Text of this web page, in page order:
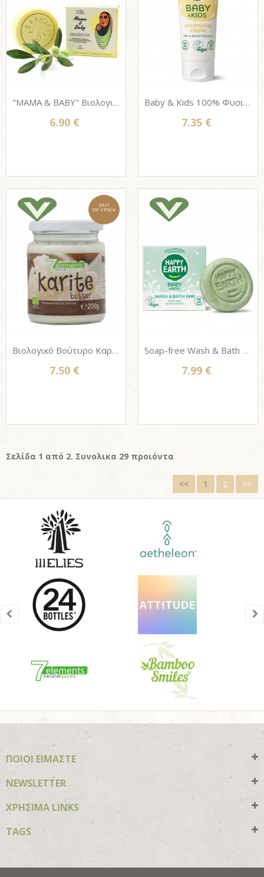
"MAMA & BABY" Βιολογικό Σαπούνι με ελαιόλαδο + χαμομήλι Vis Olivae (από 6 μηνών)
6.90 €
Baby & Kids 100% Φυσική Θρεπτική Κρέμα για μωρά & παιδιά HAPPY EARTH 75ml
7.35 €
OUT
OF STOCK
Βιολογικό Βούτυρο Καριτέ (Shea butter) ψυχρής έκθλιψης 7elements 200g
7.50 €
Soap-free Wash & Bath Bar Baby & Kids - 100% Φυσική Μπάρα Αφρόλουτρου για Νεογέννητα μωρά & Νήπια HAPPY EARTH 50g
7.99 €
Σελίδα 1 από 2. Συνολικα 29 προιόντα
<< 1 2 >>
ΠΟΙΟΙ ΕΙΜΑΣΤΕ
NEWSLETTER
ΧΡΗΣΙΜΑ LINKS
TAGS